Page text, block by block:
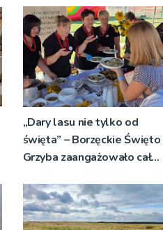
„Dary lasu nie tylko od
święta” – Borzęckie Święto
Grzyba zaangażowało całe